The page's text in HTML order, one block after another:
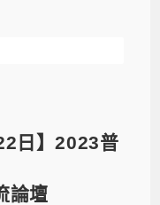
日】2023普
論壇